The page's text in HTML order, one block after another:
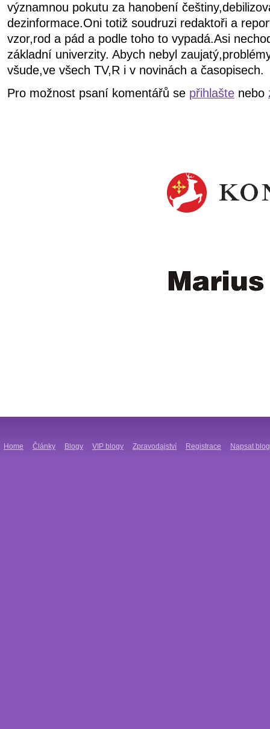
významnou pokutu za hanobení
dezinformace.Oni totiž soudruzi redaktoři a
vzor,rod a pád a podle toho to vypadá.Asi
základní univerzity. Abych nebyl
všude,ve všech TV,R i v novinách a časopisech.
Pro možnost psaní komentářů se přihlašte nebo
Home Články Blogy VIP blogy Zpravodajství Registrace Napsat blog